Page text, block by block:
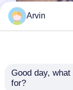
উদ্ধৃতির জন্য আবেদন
কামিন্স খুচরা যন্ত্রাংশ
SP200834 সিল
Arvin
Good day,
for?